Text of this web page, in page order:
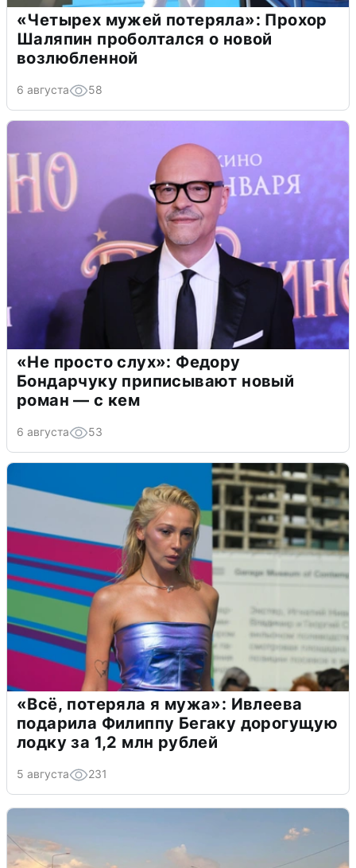
«Четырех мужей потеряла»: Прохор
Шаляпин проболтался о новой
возлюбленной
6 августа 58
«Не просто слух»: Федору
Бондарчуку приписывают новый
роман — с кем
6 августа 53
«Всё, потеряла я мужа»: Ивлеева
подарила Филиппу Бегаку дорогущую
лодку за 1,2 млн рублей
5 августа 231